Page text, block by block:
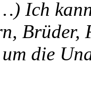
Ich
Brüder,
die